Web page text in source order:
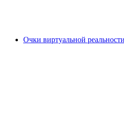
Очки виртуальной